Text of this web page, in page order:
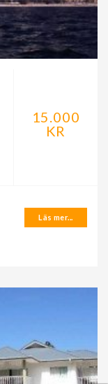
15.000
KR
Läs mer...